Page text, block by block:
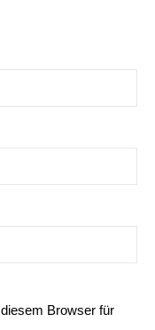
Browser für